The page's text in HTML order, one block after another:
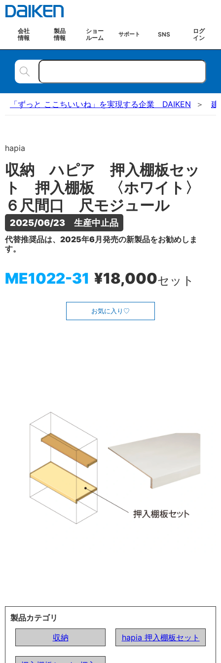
会社
情報
製品
情報
ショー
ルーム
サポート SNS
ログ
イン
「ずっと ここちいいね」を実現する企業 DAIKEN 建
hapia
収納 ハピア 押入棚板セッ
ト 押入棚板 〈ホワイト〉
６尺間口 尺モジュール
2025/06/23　生産中止品
代替推奨品は、2025年6月発売の新製品をお勧めしま
す。
ME1022-31 ¥18,000セット
お気に入り
製品カテゴリ
収納
hapia 押入棚板セット